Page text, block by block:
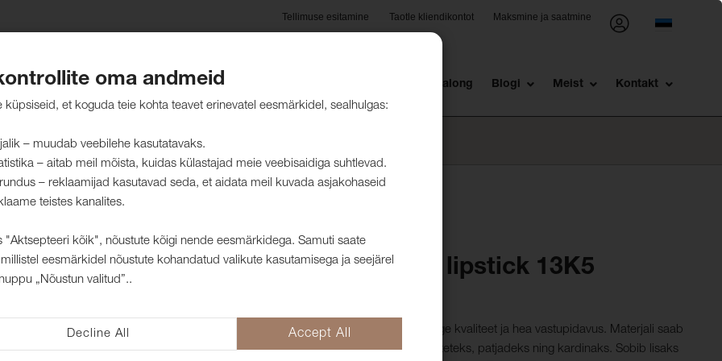
Tellimuse esitamine Taotle kliendikontot Maksmine ja saatmine
Hooldusjuhised Jätkusuutlikkus Müügisalong Blogi Meist Kontakt
Mööblikangas Eros 11 lipstick 13K5
Kangas Eros on kahepoolne samet, millel on kõrge kvaliteet ja hea vastupidavus. Materjali saab
kasutada lisaks mööbli polsterdusele ka voodikateteks, patjadeks ning kardinaks. Sobib lisaks
oma andmeid
küpsiseid, et koguda teie kohta teavet erinevatel eesmärkidel, sealhulgas:
– muudab veebilehe kasutatavaks.
– aitab meil mõista, kuidas külastajad meie veebisaidiga suhtlevad.
– reklaamijad kasutavad seda, et aidata meil kuvada asjakohaseid
teistes kanalites.
"Aktsepteeri kõik", nõustute kõigi nende eesmärkidega. Samuti saate
eesmärkidel nõustute kohandatud valikute kasutamisega ja seejärel
„Nõustun valitud”..
Decline All Accept All